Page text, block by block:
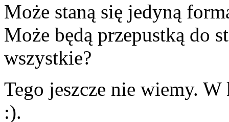
Może staną się jedyną
Może będą przepustką do
wszystkie?
Tego jeszcze nie wiemy.
:).